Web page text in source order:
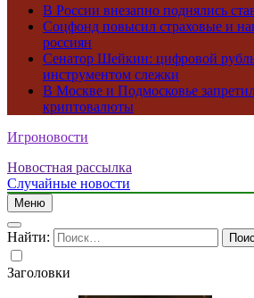
В России внезапно поднялись
Соцфонд повысил страховые и
россиян
Сенатор Шейкин: цифровой рубль
инструментом слежки
В Москве и Подмосковье
криптовалюты
Игроновости
Новостная рассылка
Случайные новости
Меню
Найти:
Заголовки